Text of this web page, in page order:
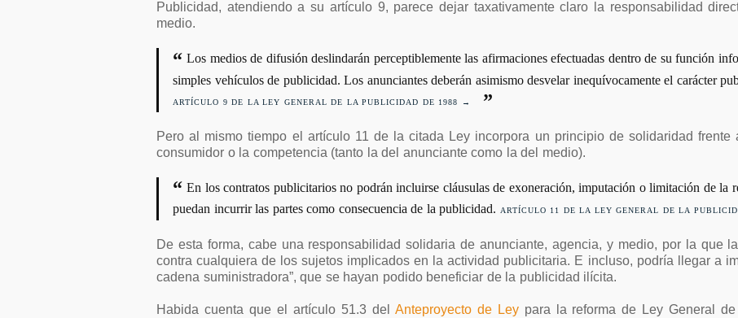
Publicidad, atendiendo a su artículo 9, parece dejar taxativamente claro la responsabilidad
medio.
Los medios de difusión deslindarán perceptiblemente las afirmaciones efectuadas dentro de su función
simples vehículos de publicidad. Los anunciantes deberán asimismo desvelar inequívocamente el carácter
ARTÍCULO 9 DE LA LEY GENERAL DE LA PUBLICIDAD DE 1988 →
Pero al mismo tiempo el artículo 11 de la citada Ley incorpora un principio de solidaridad frente
consumidor o la competencia (tanto la del anunciante como la del medio).
En los contratos publicitarios no podrán incluirse cláusulas de exoneración, imputación o limitación de la
puedan incurrir las partes como consecuencia de la publicidad. ARTÍCULO 11 DE LA LEY GENERAL DE LA
De esta forma, cabe una responsabilidad solidaria de anunciante, agencia, y medio, por la que
contra cualquiera de los sujetos implicados en la actividad publicitaria. E incluso, podría llegar a
cadena suministradora”, que se hayan podido beneficiar de la publicidad ilícita.
Habida cuenta que el artículo 51.3 del Anteproyecto de Leypara la reforma de Ley General